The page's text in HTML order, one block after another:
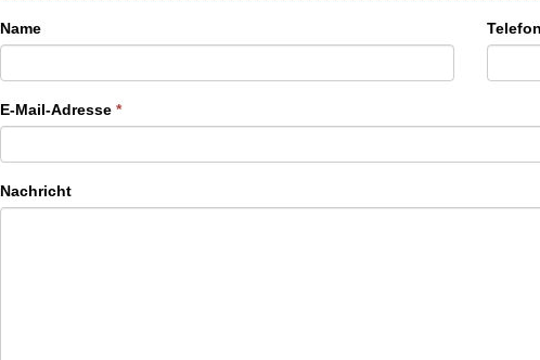
Name
E-Mail-Adresse *
Nachricht